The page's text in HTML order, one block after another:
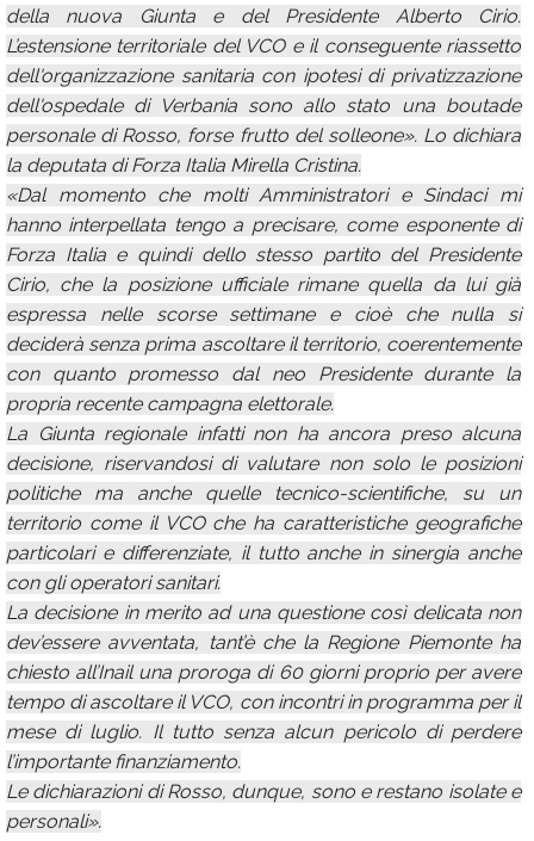
della nuova Giunta e del Presidente Alberto Cirio.
L’estensione territoriale del VCO e il conseguente riassetto
dell'organizzazione sanitaria con ipotesi di privatizzazione
dell'ospedale di Verbania sono allo stato una boutade
personale di Rosso, forse frutto del solleone». Lo dichiara
la deputata di Forza Italia Mirella Cristina.
«Dal momento che molti Amministratori e Sindaci mi
hanno interpellata tengo a precisare, come esponente di
Forza Italia e quindi dello stesso partito del Presidente
Cirio, che la posizione ufficiale rimane quella da lui già
espressa nelle scorse settimane e cioè che nulla si
deciderà senza prima ascoltare il territorio, coerentemente
con quanto promesso dal neo Presidente durante la
propria recente campagna elettorale.
La Giunta regionale infatti non ha ancora preso alcuna
decisione, riservandosi di valutare non solo le posizioni
politiche ma anche quelle tecnico-scientifiche, su un
territorio come il VCO che ha caratteristiche geografiche
particolari e differenziate, il tutto anche in sinergia anche
con gli operatori sanitari.
La decisione in merito ad una questione così delicata non
dev’essere avventata, tant’è che la Regione Piemonte ha
chiesto all’Inail una proroga di 60 giorni proprio per avere
tempo di ascoltare il VCO, con incontri in programma per il
mese di luglio. Il tutto senza alcun pericolo di perdere
l’importante finanziamento.
Le dichiarazioni di Rosso, dunque, sono e restano isolate e
personali».